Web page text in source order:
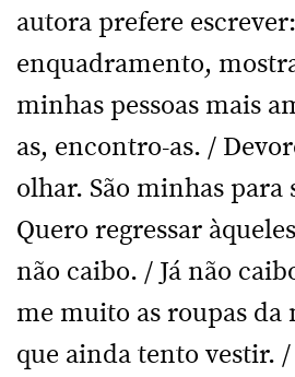
autora prefere
enquadramento,
minhas pessoas mais
as, encontro-as. /
olhar. São minhas para
Quero regressar
não caibo. / Já não
me muito as roupas
que ainda tento vestir. /